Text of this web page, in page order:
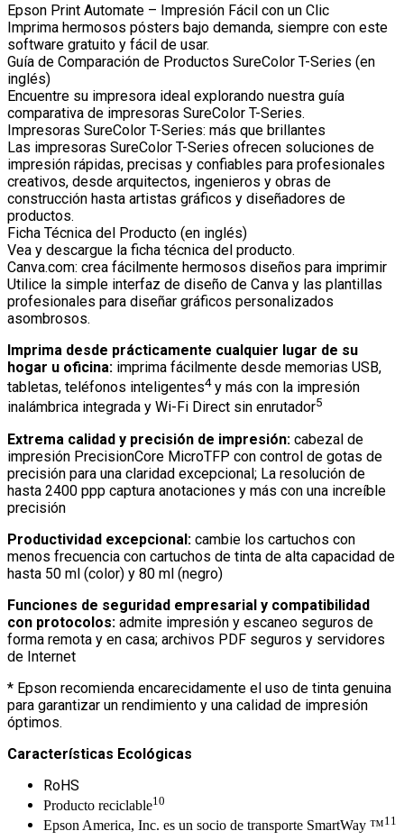
Epson Print Automate – Impresión Fácil con un Clic
Imprima hermosos pósters bajo demanda, siempre con este
software gratuito y fácil de usar.
Guía de Comparación de Productos SureColor T-Series (en
inglés)
Encuentre su impresora ideal explorando nuestra guía
comparativa de impresoras SureColor T-Series.
Impresoras SureColor T-Series: más que brillantes
Las impresoras SureColor T-Series ofrecen soluciones de
impresión rápidas, precisas y confiables para profesionales
creativos, desde arquitectos, ingenieros y obras de
construcción hasta artistas gráficos y diseñadores de
productos.
Ficha Técnica del Producto (en inglés)
Vea y descargue la ficha técnica del producto.
Canva.com: crea fácilmente hermosos diseños para imprimir
Utilice la simple interfaz de diseño de Canva y las plantillas
profesionales para diseñar gráficos personalizados
asombrosos.
Imprima desde prácticamente cualquier lugar de su
hogar u oficina: imprima fácilmente desde memorias USB,
tabletas, teléfonos inteligentes4y más con la impresión
inalámbrica integrada y Wi-Fi Direct sin enrutador5
Extrema calidad y precisión de impresión: cabezal de
impresión PrecisionCore MicroTFP con control de gotas de
precisión para una claridad excepcional; La resolución de
hasta 2400 ppp captura anotaciones y más con una increíble
precisión
Productividad excepcional: cambie los cartuchos con
menos frecuencia con cartuchos de tinta de alta capacidad de
hasta 50 ml (color) y 80 ml (negro)
Funciones de seguridad empresarial y compatibilidad
con protocolos: admite impresión y escaneo seguros de
forma remota y en casa; archivos PDF seguros y servidores
de Internet
* Epson recomienda encarecidamente el uso de tinta genuina
para garantizar un rendimiento y una calidad de impresión
óptimos.
Características Ecológicas
RoHS
Producto reciclable10
Epson America, Inc. es un socio de transporte SmartWay ™11